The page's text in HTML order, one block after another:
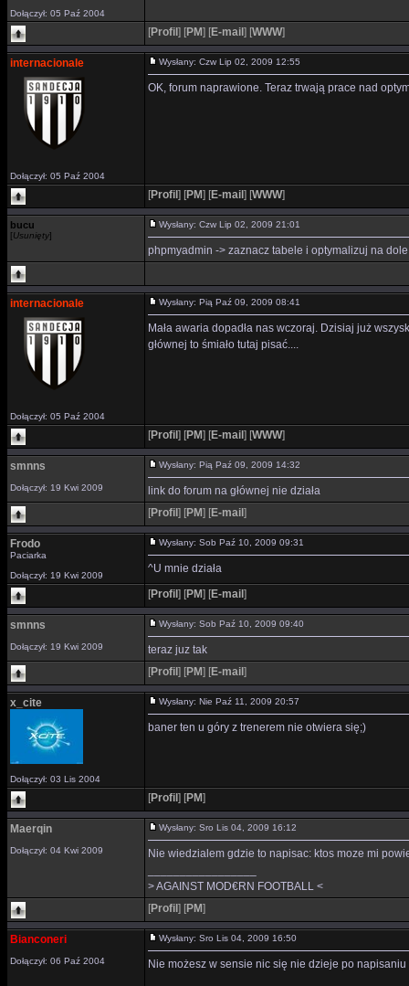
Dołączył: 05 Paź 2004
[Profil ] [PM] [E-mail ] [WWW]
internacionale
Dołączył: 05 Paź 2004
Wysłany: Czw Lip 02, 2009 12:55
OK, forum naprawione. Teraz trwają prace nad
[Profil ] [PM] [E-mail ] [WWW]
bucu
[Usunięty]
Wysłany: Czw Lip 02, 2009 21:01
phpmyadmin -> zaznacz tabele i optymalizuj na
internacionale
Dołączył: 05 Paź 2004
Wysłany: Pią Paź 09, 2009 08:41
Mała awaria dopadła nas wczoraj. Dzisiaj już
głównej to śmiało tutaj pisać....
[Profil ] [PM] [E-mail ] [WWW]
smnns
Dołączył: 19 Kwi 2009
Wysłany: Pią Paź 09, 2009 14:32
link do forum na głównej nie działa
[Profil ] [PM] [E-mail ]
Frodo
Paciarka
Dołączył: 19 Kwi 2009
Wysłany: Sob Paź 10, 2009 09:31
^U mnie działa
[Profil ] [PM] [E-mail ]
smnns
Dołączył: 19 Kwi 2009
Wysłany: Sob Paź 10, 2009 09:40
teraz juz tak
[Profil ] [PM] [E-mail ]
x_cite
Dołączył: 03 Lis 2004
Wysłany: Nie Paź 11, 2009 20:57
baner ten u góry z trenerem nie otwiera się;)
[Profil ] [PM]
Maerqin
Dołączył: 04 Kwi 2009
Wysłany: Sro Lis 04, 2009 16:12
Nie wiedzialem gdzie to napisac: ktos moze mi
> AGAINST MOD€RN FOOTBALL <
[Profil ] [PM]
Bianconeri
Dołączył: 06 Paź 2004
Wysłany: Sro Lis 04, 2009 16:50
Nie możesz w sensie nic się nie dzieje po